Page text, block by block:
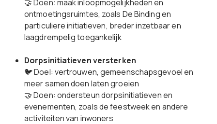
🤝 Doen: maak inloopmogelijkheden en
ontmoetingsruimtes, zoals De Binding en
particuliere initiatieven, breder inzetbaar en
laagdrempelig toegankelijk
Dorpsinitiatieven versterken
🐦 Doel: vertrouwen, gemeenschapsgevoel en
meer samen doen laten groeien
🤝 Doen: ondersteun dorpsinitiatieven en
evenementen, zoals de feestweek en andere
activiteiten van inwoners